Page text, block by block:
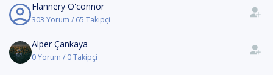
Flannery O'connor
303 Yorum / 65 Takipçi
Alper Çankaya
0 Yorum / 0 Takipçi